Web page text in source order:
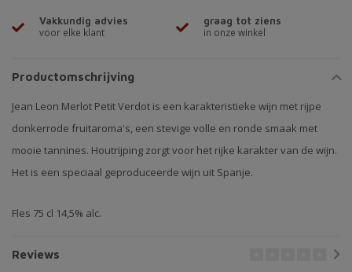
Vakkundig advies
voor elke klant
graag tot ziens
in onze winkel
Productomschrijving
Jean Leon Merlot Petit Verdot is een karakteristieke wijn met rijpe
donkerrode fruitaroma's, een stevige volle en ronde smaak met
mooie tannines. Houtrijping zorgt voor het rijke karakter van de wijn.
Het is een speciaal geproduceerde wijn uit Spanje.
Fles 75 cl 14,5% alc.
Reviews